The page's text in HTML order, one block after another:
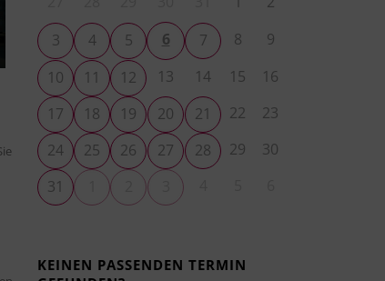
3
4 5 6 7 8
9
10
11 12 13 14 15
16
17
18 19 20 21 22
23
24
25 26 27 28 29
30
31
KEINEN PASSENDEN TERMIN